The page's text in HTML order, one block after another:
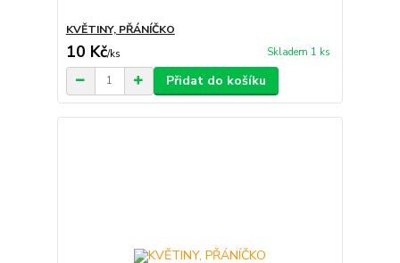
KVĚTINY, PŘÁNÍČKO
10 Kč/ks Skladem 1 ks
Přidat do košíku